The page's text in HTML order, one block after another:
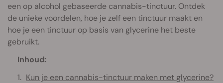
een op alcohol gebaseerde cannabis-tinctuur. Ontdek
de unieke voordelen, hoe je zelf een tinctuur maakt en
hoe je een tinctuur op basis van glycerine het beste
gebruikt.
Inhoud:
Kun je een cannabis-tinctuur maken met glycerine?